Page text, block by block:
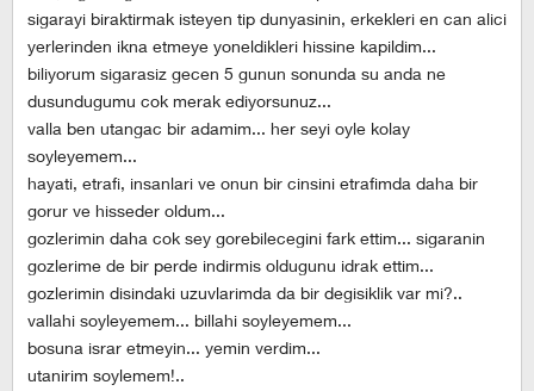
sigarayi biraktirmak isteyen tip dunyasinin, erkekleri en can alici
yerlerinden ikna etmeye yoneldikleri hissine kapildim...
biliyorum sigarasiz gecen 5 gunun sonunda su anda ne
dusundugumu cok merak ediyorsunuz...
valla ben utangac bir adamim... her seyi oyle kolay
soyleyemem...
hayati, etrafi, insanlari ve onun bir cinsini etrafimda daha bir
gorur ve hisseder oldum...
gozlerimin daha cok sey gorebilecegini fark ettim... sigaranin
gozlerime de bir perde indirmis oldugunu idrak ettim...
gozlerimin disindaki uzuvlarimda da bir degisiklik var mi?..
vallahi soyleyemem... billahi soyleyemem...
bosuna israr etmeyin... yemin verdim...
utanirim soylemem!..